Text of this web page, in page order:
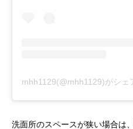
mhh1129(@mhh1129)がシェ
洗面所のスペースが狭い場合は